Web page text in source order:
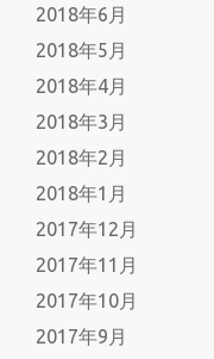
2018年6月
2018年5月
2018年4月
2018年3月
2018年2月
2018年1月
2017年12月
2017年11月
2017年10月
2017年9月